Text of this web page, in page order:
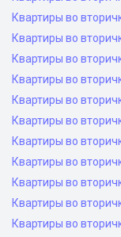
Квартиры во
Квартиры во
Квартиры во
Квартиры во
Квартиры во
Квартиры во
Квартиры во
Квартиры во
Квартиры во
Квартиры во
Квартиры во